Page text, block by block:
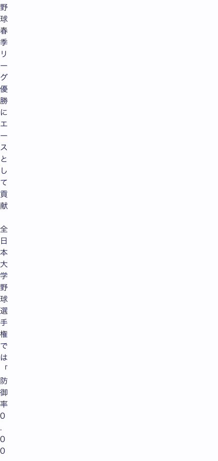
野
球
春
季
リ
ー
グ
優
勝
に
エ
ー
ス
と
し
て
貢
献
全
日
本
大
学
野
球
選
手
権
で
は
「
防
御
率
0
0
0